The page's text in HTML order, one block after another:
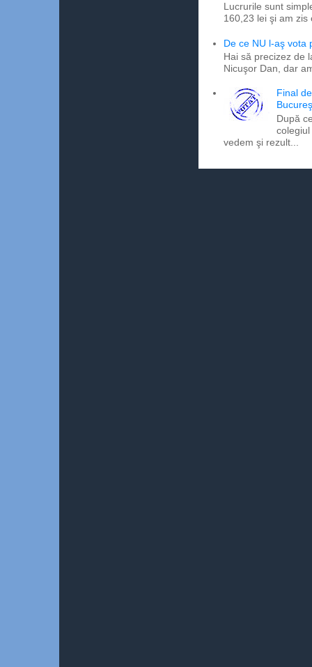
Lucrurile sunt
160,23 lei şi am
De ce NU l-aş vota
Hai să precizez de
Nicuşor Dan, dar
Final
După
vedem şi rezult...